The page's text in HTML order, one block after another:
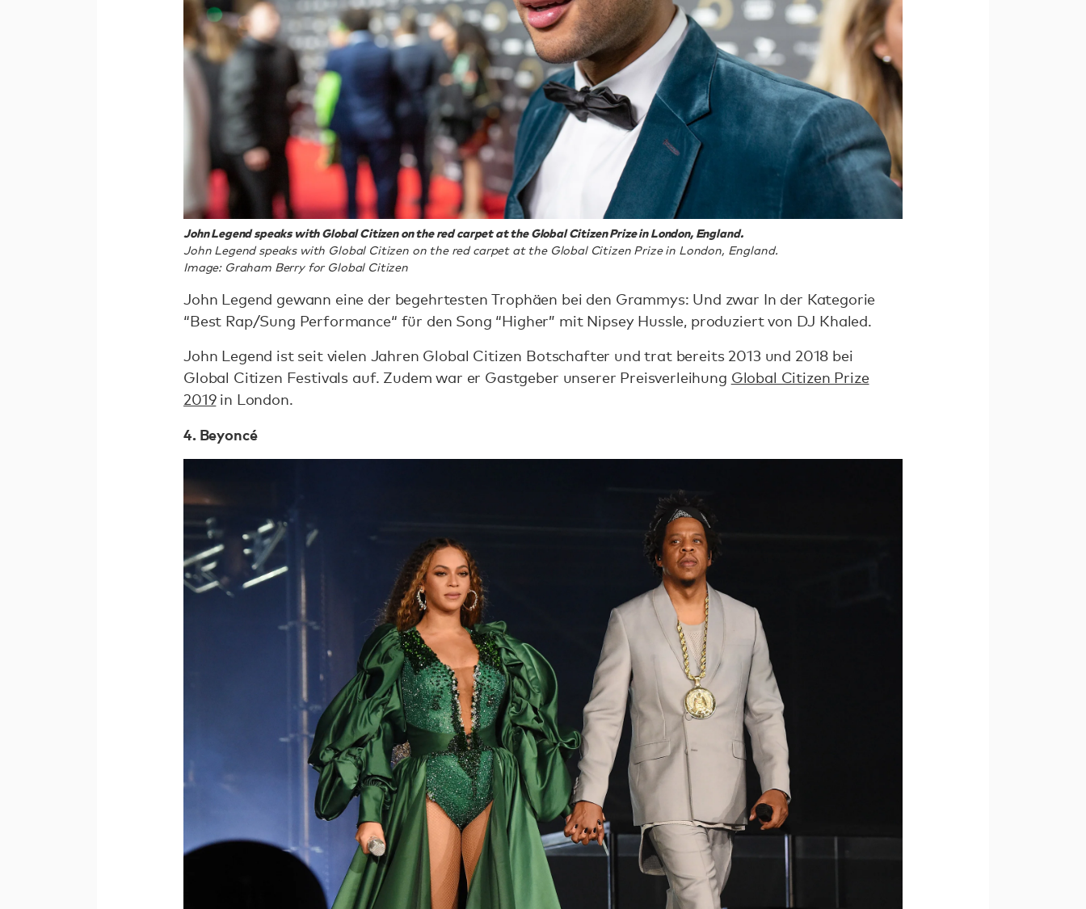
John Legend speaks with Global Citizen on the red carpet at the Global Citizen Prize in London, England.
John Legend speaks with Global Citizen on the red carpet at the Global Citizen Prize in London, England.
Image: Graham Berry for Global Citizen
John Legend gewann eine der begehrtesten Trophäen bei den Grammys: Und zwar In der Kategorie
“Best Rap/Sung Performance“ für den Song “Higher” mit Nipsey Hussle, produziert von DJ Khaled.
John Legend ist seit vielen Jahren Global Citizen Botschafter und trat bereits 2013 und 2018 bei
Global Citizen Festivals auf. Zudem war er Gastgeber unserer Preisverleihung Global Citizen Prize
2019in London.
4. Beyoncé